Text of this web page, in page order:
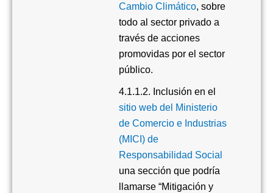
Cambio Climático, sobre
todo al sector privado a
través de acciones
promovidas por el sector
público.
4.1.1.2. Inclusión en el
sitio web del Ministerio
de Comercio e Industrias
(MICI) de
Responsabilidad Social
una sección que podría
llamarse “Mitigación y